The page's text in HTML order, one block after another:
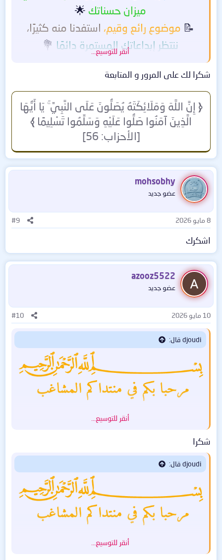
ميزان حسناتك 🌟
📝 موضوع رائع وقيم، استفدنا منه كثيرًا،
ننتظر إبداعاتك المستمرة دائمًا 💐
عليه أفضل الثواب
أنقر للتوسيع...
شكرا لك على المرور و المتابعة
﴿ إِنَّ اللَّهَ وَمَلَائِكَتَهُ يُصَلُّونَ عَلَى النَّبِيِّ ۚ يَا أَيُّهَا
الَّذِينَ آمَنُوا صَلُّوا عَلَيْهِ وَسَلِّمُوا تَسْلِيمًا﴾
[الأحزاب: 56]
mohsobhy
عضو جديد
8 مايو 2026 #9
اشكرك
azooz5522
عضو جديد
10 مايو 2026 #10
djoudi قال:
أنقر للتوسيع...
شكرا
djoudi قال:
أنقر للتوسيع...